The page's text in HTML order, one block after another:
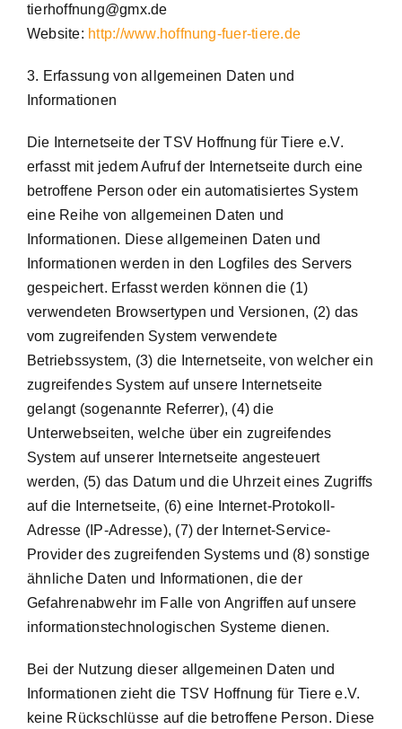
tierhoffnung@gmx.de
Website: http://www.hoffnung-fuer-tiere.de
3. Erfassung von allgemeinen Daten und
Informationen
Die Internetseite der TSV Hoffnung für Tiere e.V.
erfasst mit jedem Aufruf der Internetseite durch eine
betroffene Person oder ein automatisiertes System
eine Reihe von allgemeinen Daten und
Informationen. Diese allgemeinen Daten und
Informationen werden in den Logfiles des Servers
gespeichert. Erfasst werden können die (1)
verwendeten Browsertypen und Versionen, (2) das
vom zugreifenden System verwendete
Betriebssystem, (3) die Internetseite, von welcher ein
zugreifendes System auf unsere Internetseite
gelangt (sogenannte Referrer), (4) die
Unterwebseiten, welche über ein zugreifendes
System auf unserer Internetseite angesteuert
werden, (5) das Datum und die Uhrzeit eines Zugriffs
auf die Internetseite, (6) eine Internet-Protokoll-
Adresse (IP-Adresse), (7) der Internet-Service-
Provider des zugreifenden Systems und (8) sonstige
ähnliche Daten und Informationen, die der
Gefahrenabwehr im Falle von Angriffen auf unsere
informationstechnologischen Systeme dienen.
Bei der Nutzung dieser allgemeinen Daten und
Informationen zieht die TSV Hoffnung für Tiere e.V.
keine Rückschlüsse auf die betroffene Person. Diese